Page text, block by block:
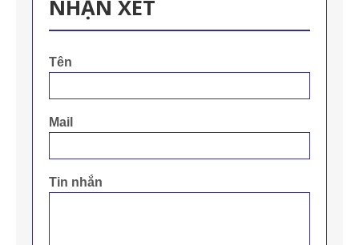
NHẬN XÉT
Tên
Mail
Tin nhắn